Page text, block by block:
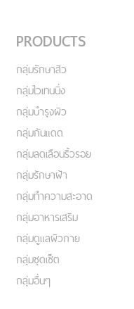
PRODUCTS
กลุ่มรักษาสิว
กลุ่มไวเทนนิ่ง
กลุ่มบำรุงผิว
กลุ่มกันแดด
กลุ่มลดเลือนริ้วรอย
กลุ่มรักษาฝ้า
กลุ่มทำความสะอาด
กลุ่มอาหารเสริม
กลุ่มดูแลผิวกาย
กลุ่มชุดเซ็ต
กลุ่มอื่นๆ